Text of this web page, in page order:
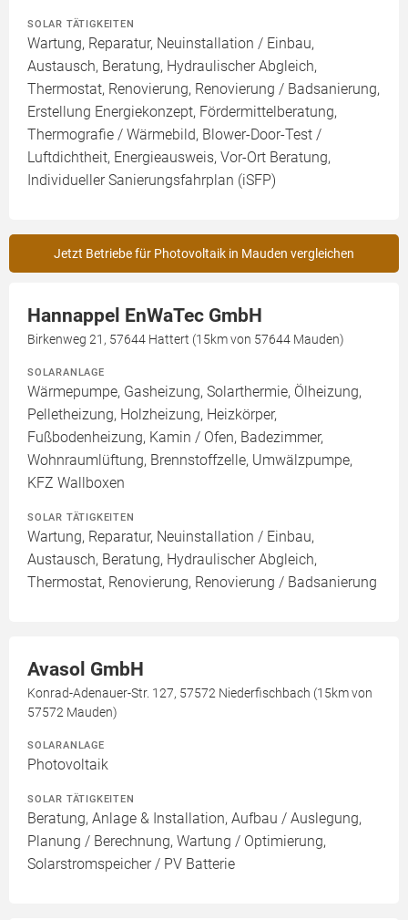
SOLAR TÄTIGKEITEN
Wartung, Reparatur, Neuinstallation / Einbau,
Austausch, Beratung, Hydraulischer Abgleich,
Thermostat, Renovierung, Renovierung / Badsanierung,
Erstellung Energiekonzept, Fördermittelberatung,
Thermografie / Wärmebild, Blower-Door-Test /
Luftdichtheit, Energieausweis, Vor-Ort Beratung,
Individueller Sanierungsfahrplan (iSFP)
Jetzt Betriebe für Photovoltaik in Mauden vergleichen
Hannappel EnWaTec GmbH
Birkenweg 21, 57644 Hattert (15km von 57644 Mauden)
SOLARANLAGE
Wärmepumpe, Gasheizung, Solarthermie, Ölheizung,
Pelletheizung, Holzheizung, Heizkörper,
Fußbodenheizung, Kamin / Ofen, Badezimmer,
Wohnraumlüftung, Brennstoffzelle, Umwälzpumpe,
KFZ Wallboxen
SOLAR TÄTIGKEITEN
Wartung, Reparatur, Neuinstallation / Einbau,
Austausch, Beratung, Hydraulischer Abgleich,
Thermostat, Renovierung, Renovierung / Badsanierung
Avasol GmbH
Konrad-Adenauer-Str. 127, 57572 Niederfischbach (15km von
57572 Mauden)
SOLARANLAGE
Photovoltaik
SOLAR TÄTIGKEITEN
Beratung, Anlage & Installation, Aufbau / Auslegung,
Planung / Berechnung, Wartung / Optimierung,
Solarstromspeicher / PV Batterie